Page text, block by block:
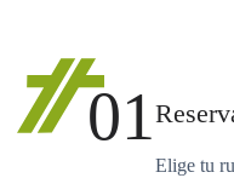
01
Elige tu